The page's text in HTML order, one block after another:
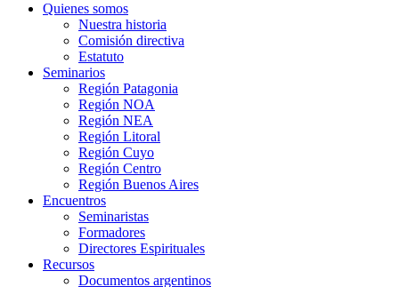
Quienes somos
Nuestra historia
Comisión directiva
Estatuto
Seminarios
Región Patagonia
Región NOA
Región NEA
Región Litoral
Región Cuyo
Región Centro
Región Buenos Aires
Encuentros
Seminaristas
Formadores
Directores Espirituales
Recursos
Documentos argentinos